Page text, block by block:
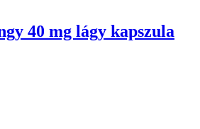
40 mg lágy kapszula